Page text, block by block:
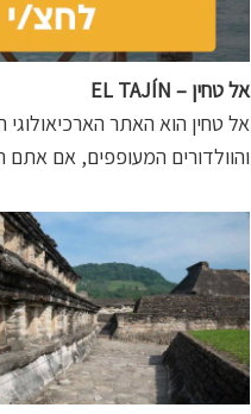
אל טחין – EL TAJÍN
אל טחין הוא האתר
והוולדורים המעופפים, אם אתם